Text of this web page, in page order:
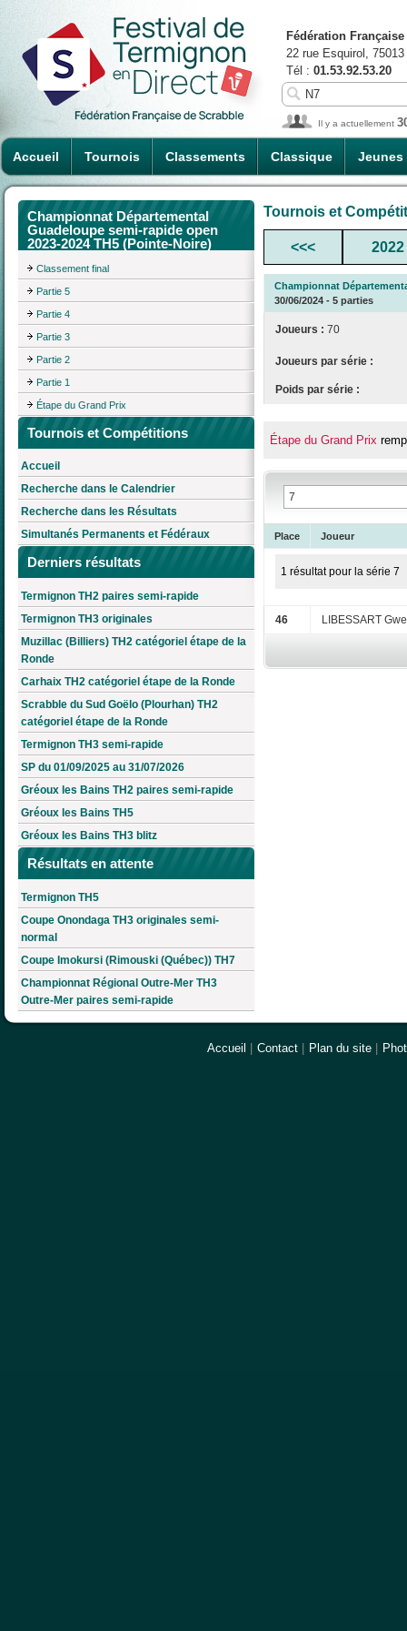
Accueil Tournois Classements Classique Jeunes
Fédération
22 rue Esquirol,
Tél : 01.53.92.53.20
Il y a actuellement
Championnat Départemental
Guadeloupe semi-rapide open
2023-2024 TH5 (Pointe-Noire)
Classement final
Partie 5
Partie 4
Partie 3
Partie 2
Partie 1
Étape du Grand Prix
Tournois et Compétitions
Accueil
Recherche dans le Calendrier
Recherche dans les Résultats
Simultanés Permanents et Fédéraux
Derniers résultats
Termignon TH2 paires semi-rapide
Termignon TH3 originales
Muzillac (Billiers) TH2 catégoriel étape de la
Ronde
Carhaix TH2 catégoriel étape de la Ronde
Scrabble du Sud Goëlo (Plourhan) TH2
catégoriel étape de la Ronde
Termignon TH3 semi-rapide
SP du 01/09/2025 au 31/07/2026
Gréoux les Bains TH2 paires semi-rapide
Gréoux les Bains TH5
Gréoux les Bains TH3 blitz
Résultats en attente
Termignon TH5
Coupe Onondaga TH3 originales semi-
normal
Coupe Imokursi (Rimouski (Québec)) TH7
Championnat Régional Outre-Mer TH3
Outre-Mer paires semi-rapide
Tournois et
<<< 2022
Championnat
30/06/2024 - 5 parties
Joueurs : 70
Joueurs par série :
Poids par série :
Étape du Grand Prix
Place Joueur
1 résultat pour la série 7
46 LIBESSART
Accueil Contact Plan du site